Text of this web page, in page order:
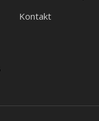
Kontakt